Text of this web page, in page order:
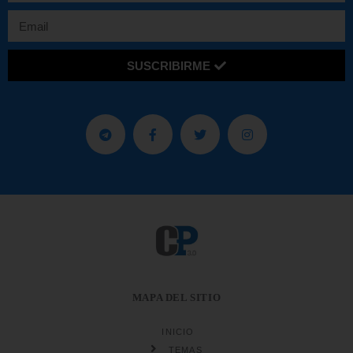
SUSCRIBIRME
MAPA DEL SITIO
INICIO
TEMAS